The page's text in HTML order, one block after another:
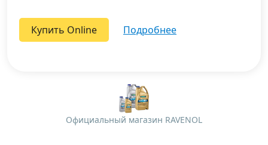
Купить Online подробнее
Официальный магазин RAVENOL